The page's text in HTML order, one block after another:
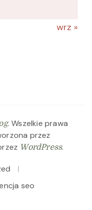
wrz »
. Wszelkie prawa
przez
WordPress.
seo